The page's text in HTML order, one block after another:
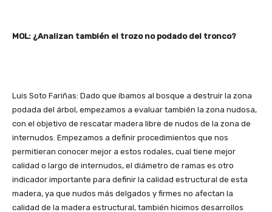
MOL: ¿Analizan también el trozo no podado del tronco?
Luis Soto Fariñas: Dado que íbamos al bosque a destruir la zona
podada del árbol, empezamos a evaluar también la zona nudosa,
con el objetivo de rescatar madera libre de nudos de la zona de
internudos. Empezamos a definir procedimientos que nos
permitieran conocer mejor a estos rodales, cual tiene mejor
calidad o largo de internudos, el diámetro de ramas es otro
indicador importante para definir la calidad estructural de esta
madera, ya que nudos más delgados y firmes no afectan la
calidad de la madera estructural, también hicimos desarrollos